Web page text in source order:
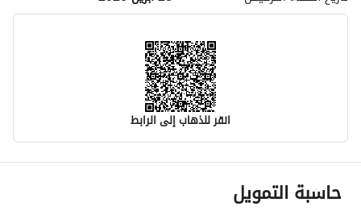
انقر للذهاب إلى الرابط
معلومات مسؤول الإعلان
اسم المسؤول
حاسبة التمويل